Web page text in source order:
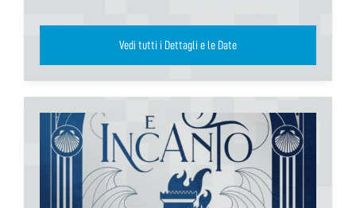
Vedi tutti i Dettagli e le Date